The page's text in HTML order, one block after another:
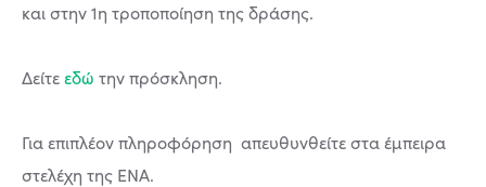
και στην 1η τροποποίηση της δράσης.
Δείτεεδώ την πρόσκληση.
Για επιπλέον πληροφόρηση απευθυνθείτε στα έμπειρα
στελέχη της ΕΝΑ.